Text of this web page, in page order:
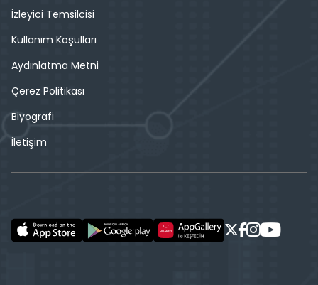
İzleyici Temsilcisi
Kullanım Koşulları
Aydınlatma Metni
Çerez Politikası
Biyografi
İletişim